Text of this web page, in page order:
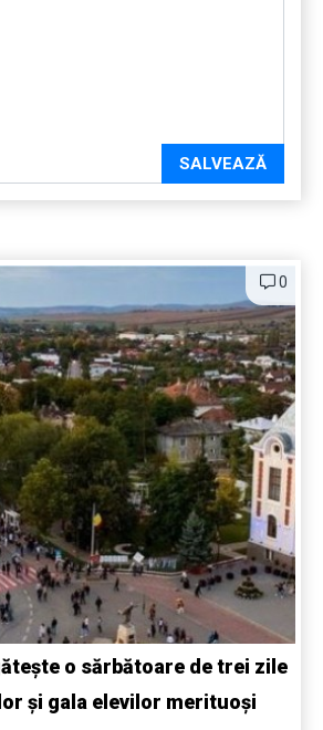
SALVEAZĂ
0
o sărbătoare de trei zile
și gala elevilor merituoși